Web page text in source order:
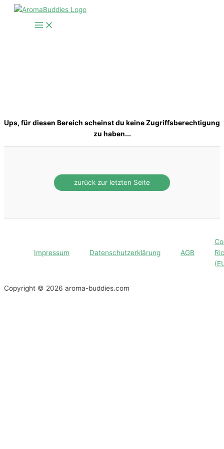
Zum
Ups, für diesen Bereich scheinst du keine Zugriffsberechtigung
zu haben...
Impressum Datenschutzerklärung AGB
Copyright © 2026 aroma-buddies.com